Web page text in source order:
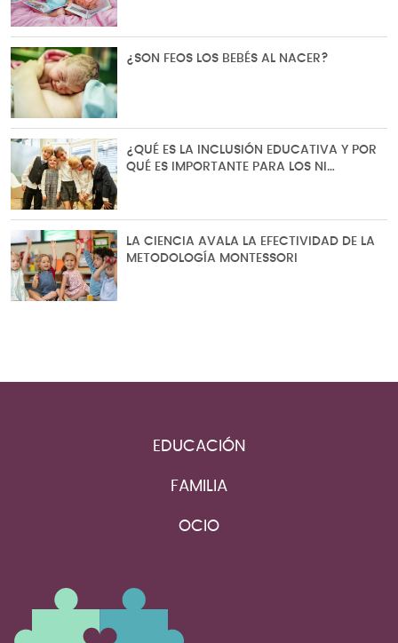
¿SON FEOS LOS BEBÉS AL NACER?
¿QUÉ ES LA INCLUSIÓN EDUCATIVA Y POR
QUÉ ES IMPORTANTE PARA LOS NI…
LA CIENCIA AVALA LA EFECTIVIDAD DE LA
METODOLOGÍA MONTESSORI
EDUCACIÓN
FAMILIA
OCIO